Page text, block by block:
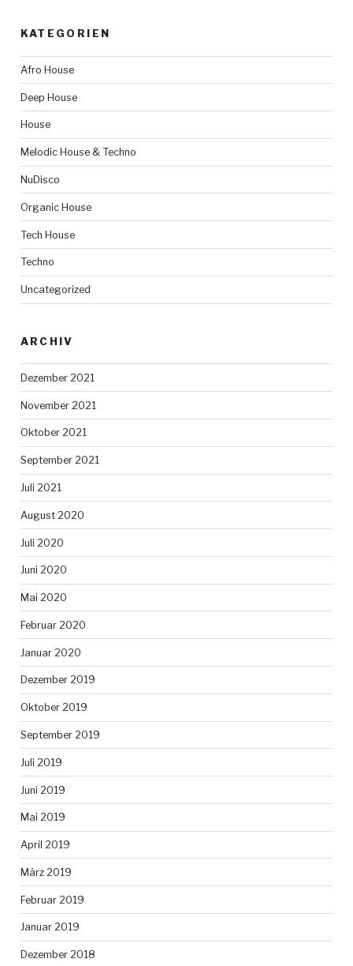
KATEGORIEN
Afro House
Deep House
House
Melodic House & Techno
NuDisco
Organic House
Tech House
Techno
Uncategorized
ARCHIV
Dezember 2021
November 2021
Oktober 2021
September 2021
Juli 2021
August 2020
Juli 2020
Juni 2020
Mai 2020
Februar 2020
Januar 2020
Dezember 2019
Oktober 2019
September 2019
Juli 2019
Juni 2019
Mai 2019
April 2019
März 2019
Februar 2019
Januar 2019
Dezember 2018